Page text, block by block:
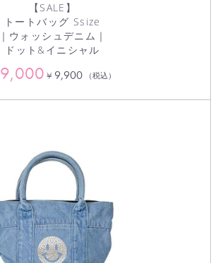
【SALE】
トートバッグ Ssize
｜ウォッシュデニム｜
ドット&イニシャル
9,000 ¥ 9,900 （税込）